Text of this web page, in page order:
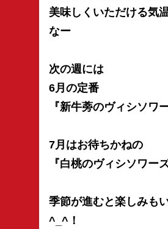
美味しくいただける気
なー
次の週には
6月の定番
『新牛蒡のヴィシソワー
7月はお待ちかねの
『白桃のヴィシソワー
季節が進むと楽しみも
^_^！